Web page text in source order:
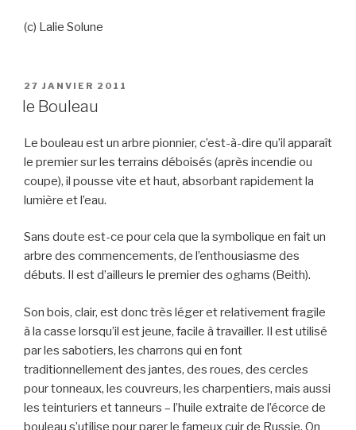
(c) Lalie Solune
PUBLIÉ
LE
27 JANVIER 2011
le Bouleau
Le bouleau est un arbre pionnier, c’est-à-dire qu’il apparaît
le premier sur les terrains déboisés (après incendie ou
coupe), il pousse vite et haut, absorbant rapidement la
lumière et l’eau.
Sans doute est-ce pour cela que la symbolique en fait un
arbre des commencements, de l’enthousiasme des
débuts. Il est d’ailleurs le premier des oghams (Beith).
Son bois, clair, est donc très léger et relativement fragile
à la casse lorsqu’il est jeune, facile à travailler. Il est utilisé
par les sabotiers, les charrons qui en font
traditionnellement des jantes, des roues, des cercles
pour tonneaux, les couvreurs, les charpentiers, mais aussi
les teinturiers et tanneurs – l’huile extraite de l’écorce de
bouleau s’utilise pour parer le fameux cuir de Russie. On